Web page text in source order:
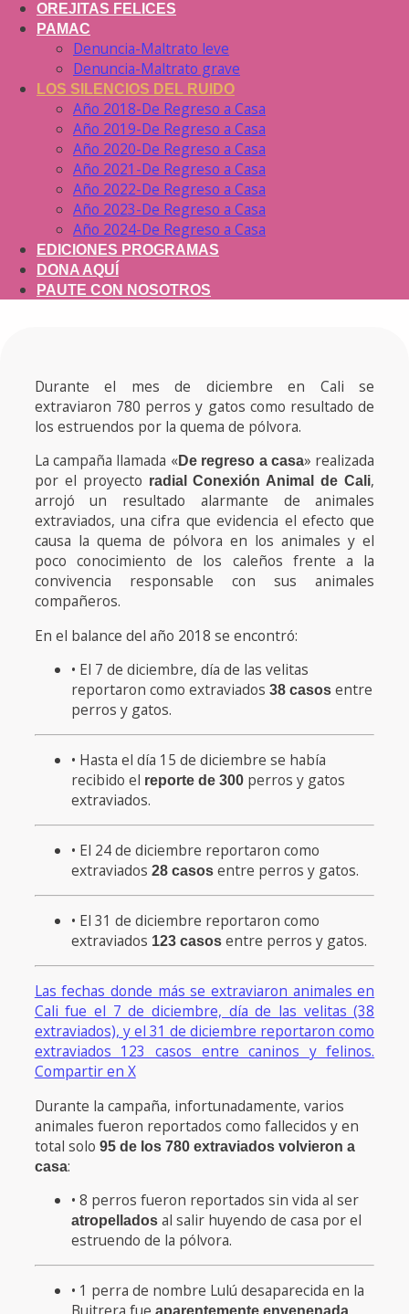
OREJITAS FELICES
PAMAC
Denuncia-Maltrato leve
Denuncia-Maltrato grave
LOS SILENCIOS DEL RUIDO
Año 2018-De Regreso a Casa
Año 2019-De Regreso a Casa
Año 2020-De Regreso a Casa
Año 2021-De Regreso a Casa
Año 2022-De Regreso a Casa
Año 2023-De Regreso a Casa
Año 2024-De Regreso a Casa
EDICIONES PROGRAMAS
DONA AQUÍ
PAUTE CON NOSOTROS
Durante el mes de diciembre en Cali se
extraviaron 780 perros y gatos como resultado de
los estruendos por la quema de pólvora.
La campaña llamada «De regreso a casa» realizada
por el proyecto radial Conexión Animal de Cali,
arrojó un resultado alarmante de animales
extraviados, una cifra que evidencia el efecto que
causa la quema de pólvora en los animales y el
poco conocimiento de los caleños frente a la
convivencia responsable con sus animales
compañeros.
En el balance del año 2018 se encontró:
• El 7 de diciembre, día de las velitas
reportaron como extraviados 38 casosentre
perros y gatos.
• Hasta el día 15 de diciembre se había
recibido el reporte de 300perros y gatos
extraviados.
• El 24 de diciembre reportaron como
extraviados 28 casosentre perros y gatos.
• El 31 de diciembre reportaron como
extraviados 123 casosentre perros y gatos.
Las fechas donde más se extraviaron animales en
Cali fue el 7 de diciembre, día de las velitas (38
extraviados), y el 31 de diciembre reportaron como
extraviados 123 casos entre caninos y felinos.
Compartir en X
Durante la campaña, infortunadamente, varios
animales fueron reportados como fallecidos y en
total solo 95 de los 780 extraviados volvieron a
casa:
• 8 perros fueron reportados sin vida al ser
atropelladosal salir huyendo de casa por el
estruendo de la pólvora.
• 1 perra de nombre Lulú desaparecida en la